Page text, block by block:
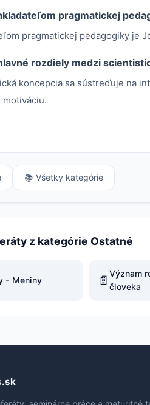
pragmatickej
pragmatickej pedagogiky je
rozdiely medzi
koncepcia sa sústreďuje na
📚 Všetky kategórie
z kategórie Ostatné
- Meniny 📄 Význam
človeka